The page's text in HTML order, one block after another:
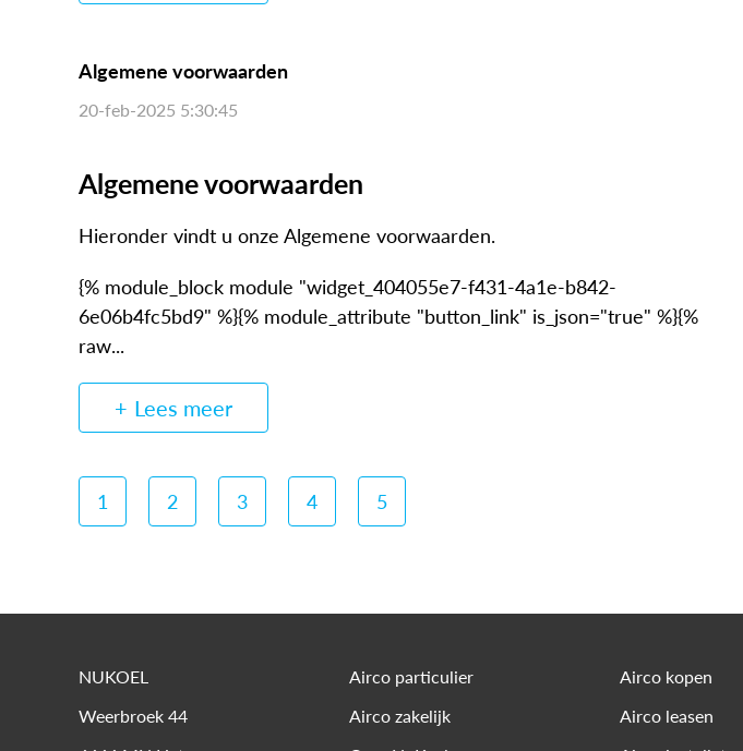
Algemene voorwaarden
20-feb-2025 5:30:45
Algemene voorwaarden
Hieronder vindt u onze Algemene voorwaarden.
{% module_block module "widget_404055e7-f431-4a1e-b842-
6e06b4fc5bd9" %}{% module_attribute "button_link" is_json="true" %}{%
raw...
Lees meer
1 2 3 4 5
NUKOEL
Weerbroek 44
Airco particulier
Airco zakelijk
Airco kopen
Airco leasen